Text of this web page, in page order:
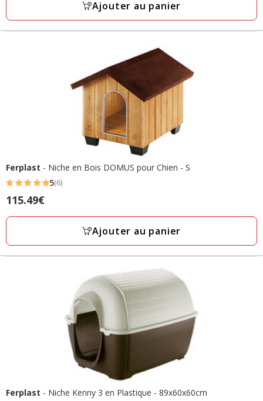
avis
Ajouter au panier
Ferplast - Niche en Bois DOMUS pour Chien - S
5
étoiles
avec
avis
5(6)
Prix
115.49€
115.49€
Ajouter au panier
Ferplast - Niche Kenny 3 en Plastique - 89x60x60cm